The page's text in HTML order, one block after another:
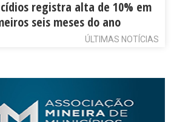
registra alta de 10% em
seis meses do ano
ÚLTIMAS NOTÍCIAS